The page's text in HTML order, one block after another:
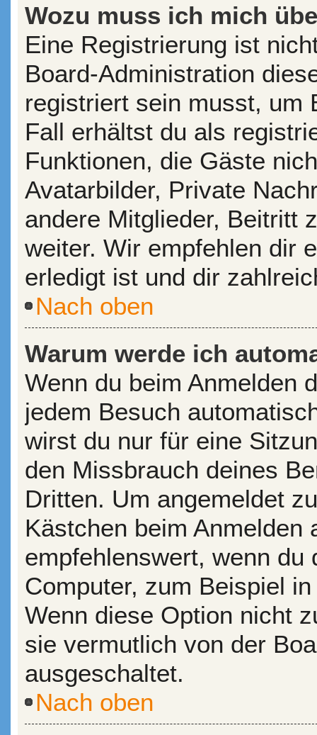
Wozu muss ich mich
Eine Registrierung ist
Board-Administration
registriert sein musst, um
Fall erhältst du als
Funktionen, die Gäste
Avatarbilder, Private
andere Mitglieder, Beitritt
weiter. Wir empfehlen dir
erledigt ist und dir
Nach oben
Warum werde ich
Wenn du beim Anmelden
jedem Besuch
wirst du nur für eine
den Missbrauch deines
Dritten. Um angemeldet
Kästchen beim
empfehlenswert, wenn du
Computer, zum Beispiel
Wenn diese Option nicht
sie vermutlich von der
ausgeschaltet.
Nach oben